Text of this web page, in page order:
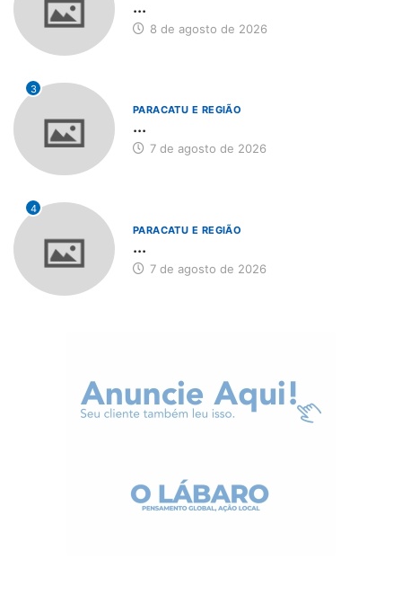
...
8 de agosto de 2026
3
PARACATU E REGIÃO
...
7 de agosto de 2026
4
PARACATU E REGIÃO
...
7 de agosto de 2026